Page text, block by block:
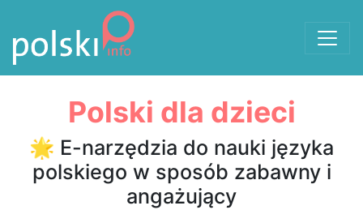
Polski dla dzieci
🌟 E-narzędzia do nauki języka
polskiego w sposób zabawny i
angażujący